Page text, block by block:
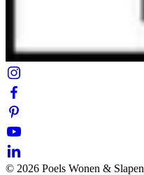
© 2026 Poels Wonen & Slapen